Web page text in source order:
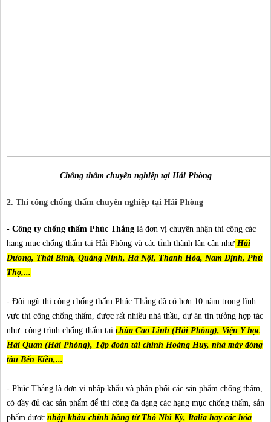
Chống thấm chuyên nghiệp tại Hải Phòng
2. Thi công chống thấm chuyên nghiệp tại Hải Phòng
- Công ty chống thấm Phúc Thắng là đơn vị chuyên nhận thi công các
hạng mục chống thấm tại Hải Phòng và các tỉnh thành lân cận như Hải
Dương, Thái Bình, Quảng Ninh, Hà Nội, Thanh Hóa, Nam Định, Phú
Thọ,...
- Đội ngũ thi công chống thấm Phúc Thắng đã có hơn 10 năm trong lĩnh
vực thi công chống thấm, được rất nhiều nhà thầu, dự án tin tưởng hợp tác
như: công trình chống thấm tại chùa Cao Linh (Hải Phòng), Viện Y học
Hải Quan (Hải Phòng), Tập đoàn tài chính Hoàng Huy, nhà máy đóng
tàu Bến Kiền,...
- Phúc Thắng là đơn vị nhập khẩu và phân phối các sản phẩm chống thấm,
có đầy đủ các sản phẩm để thi công đa dạng các hạng mục chống thấm, sản
phẩm được nhập khẩu chính hãng từ Thổ Nhĩ Kỳ, Italia hay các hóa